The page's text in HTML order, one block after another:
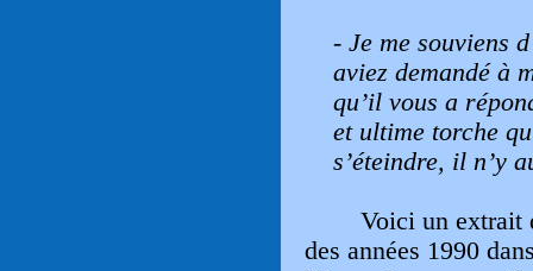
- Je me souviens d
aviez demandé à
qu’il vous a
et ultime torche
s’éteindre, il n’y
Voici un extrait
des années 1990